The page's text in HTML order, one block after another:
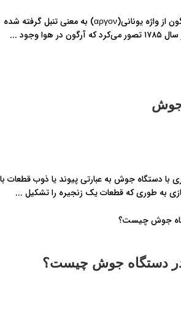
جوشکاری TIG چیست؟ آرگون از واژه یونانی(αργον) به معنی تنبل گرفته شده
وجود ...
دستگاه جوش به عبارتی پیوند یا ذوب قطعات با
به طوری که قطعات یک زنجیره را تشکیل ...
در دستگاه جوش چیست؟